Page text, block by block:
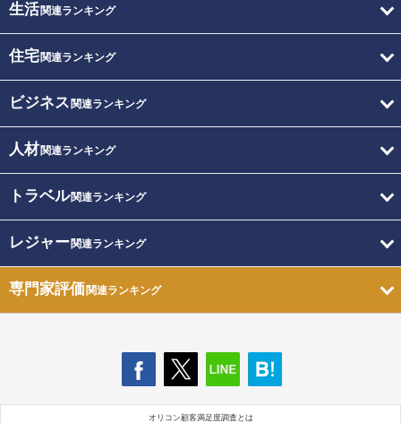
生活関連ランキング
住宅関連ランキング
ビジネス 関連ランキング
人材関連ランキング
トラベル関連ランキング
レジャー関連ランキング
専門家評価関連ランキング
オリコン顧客満足度調査とは